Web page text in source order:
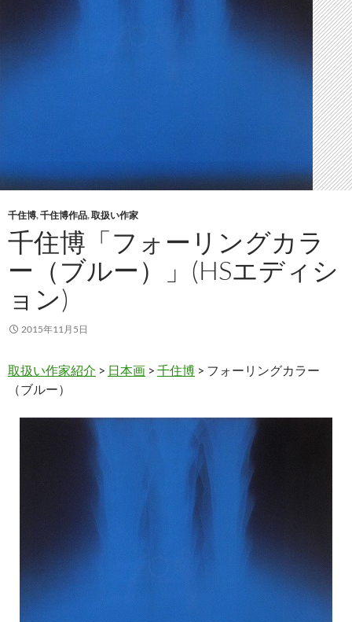
千住博,千住博作品,取扱い作家
千住博「フォーリングカラ
ー（ブルー）」(HSエディシ
ョン)
2015年11月5日
取扱い作家紹介 > 日本画 > 千住博 > フォーリングカラー
（ブルー）